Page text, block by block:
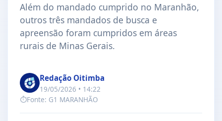
Além do mandado cumprido no Maranhão,
outros três mandados de busca e
apreensão foram cumpridos em áreas
rurais de Minas Gerais.
Redação Oitimba
19/05/2026 • 14:22
⏱️Fonte: G1 MARANHÃO